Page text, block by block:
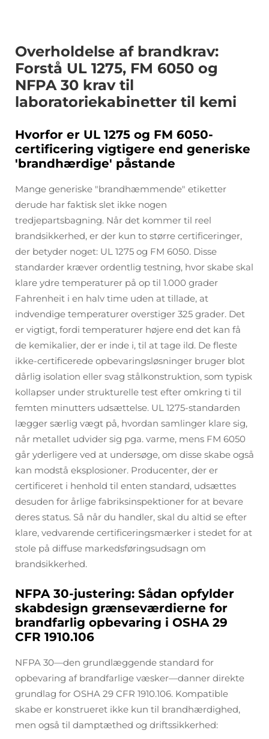
Overholdelse af brandkrav:
Forstå UL 1275, FM 6050 og
NFPA 30 krav til
laboratoriekabinetter til kemi
Hvorfor er UL 1275 og FM 6050-
certificering vigtigere end generiske
'brandhærdige' påstande
Mange generiske "brandhæmmende" etiketter
derude har faktisk slet ikke nogen
tredjepartsbagning. Når det kommer til reel
brandsikkerhed, er der kun to større certificeringer,
der betyder noget: UL 1275 og FM 6050. Disse
standarder kræver ordentlig testning, hvor skabe skal
klare ydre temperaturer på op til 1.000 grader
Fahrenheit i en halv time uden at tillade, at
indvendige temperaturer overstiger 325 grader. Det
er vigtigt, fordi temperaturer højere end det kan få
de kemikalier, der er inde i, til at tage ild. De fleste
ikke-certificerede opbevaringsløsninger bruger blot
dårlig isolation eller svag stålkonstruktion, som typisk
kollapser under strukturelle test efter omkring ti til
femten minutters udsættelse. UL 1275-standarden
lægger særlig vægt på, hvordan samlinger klare sig,
når metallet udvider sig pga. varme, mens FM 6050
går yderligere ved at undersøge, om disse skabe også
kan modstå eksplosioner. Producenter, der er
certificeret i henhold til enten standard, udsættes
desuden for årlige fabriksinspektioner for at bevare
deres status. Så når du handler, skal du altid se efter
klare, vedvarende certificeringsmærker i stedet for at
stole på diffuse markedsføringsudsagn om
brandsikkerhed.
NFPA 30-justering: Sådan opfylder
skabdesign grænseværdierne for
brandfarlig opbevaring i OSHA 29
CFR 1910.106
NFPA 30—den grundlæggende standard for
opbevaring af brandfarlige væsker—danner direkte
grundlag for OSHA 29 CFR 1910.106. Kompatible
skabe er konstrueret ikke kun til brandhærdighed,
men også til damptæthed og driftssikkerhed: